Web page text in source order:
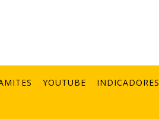
YOUTUBE INDICADORES